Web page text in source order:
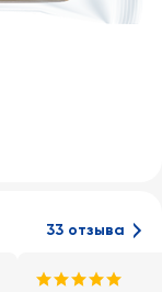
33 отзыва